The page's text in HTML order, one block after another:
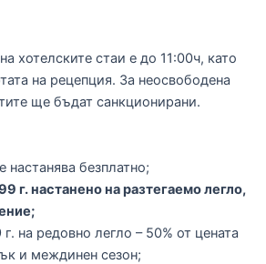
хотелските стаи е до 11:00ч, като
на рецепция. За неосвободена
ще бъдат санкционирани.
настанява безплатно;
г. настанено на разтегаемо легло,
на редовно легло – 50% от цената
и междинен сезон;